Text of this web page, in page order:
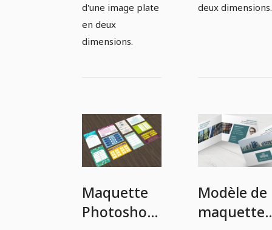
d'une image plate
en deux
dimensions.
deux dimensions.
Maquette
Photoshop
Modèle de
maquette